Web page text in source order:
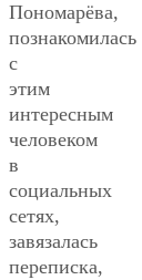
Пономарёва,
познакомилась
с
этим
интересным
человеком
в
социальных
сетях,
завязалась
переписка,